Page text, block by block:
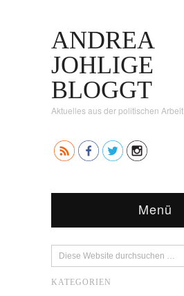
ANDREA
JOHLIGE
BLOGGT
Aktuelles aus der politischen Arbeit
Menü
KATEGORIEN